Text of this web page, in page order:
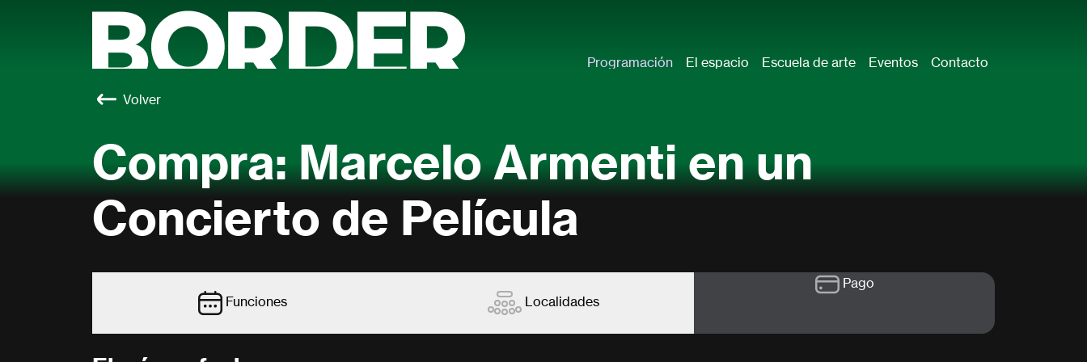
Programación El espacio Escuela de arte Eventos Contacto
Volver
Compra: Marcelo Armenti en un
Concierto de Película
Funciones Localidades
Pago